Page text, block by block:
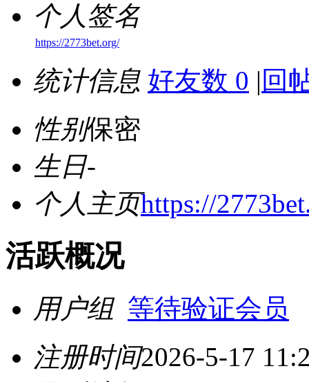
个人签名
https://2773bet.org/
统计信息 好友数 0 | 回
性别保密
生日-
个人主页https://
活跃概况
用户组 等待验证会员
注册时间2026-5-17